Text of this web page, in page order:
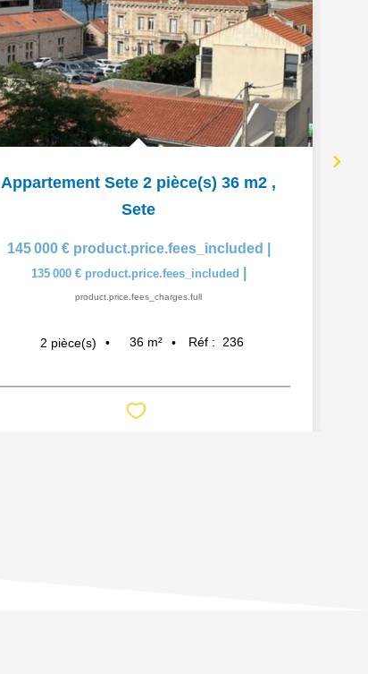
Appartement Sete 2 pièce(s) 36 m2 ,
Sete
145 000 € product.price.fees_included
135 000 € product.price.fees_included
product.price.fees_charges.full
2 pièce(s) 36 m² Réf : 236